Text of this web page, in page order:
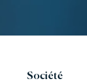
Société